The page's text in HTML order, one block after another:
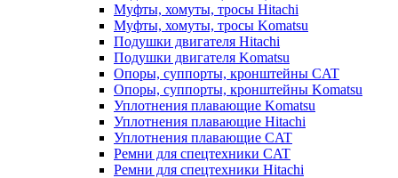
Муфты, хомуты, тросы Hitachi
Муфты, хомуты, тросы Komatsu
Подушки двигателя Hitachi
Подушки двигателя Komatsu
Опоры, суппорты, кронштейны CAT
Опоры, суппорты, кронштейны Komatsu
Уплотнения плавающие Komatsu
Уплотнения плавающие Hitachi
Уплотнения плавающие CAT
Ремни для спецтехники CAT
Ремни для спецтехники Hitachi